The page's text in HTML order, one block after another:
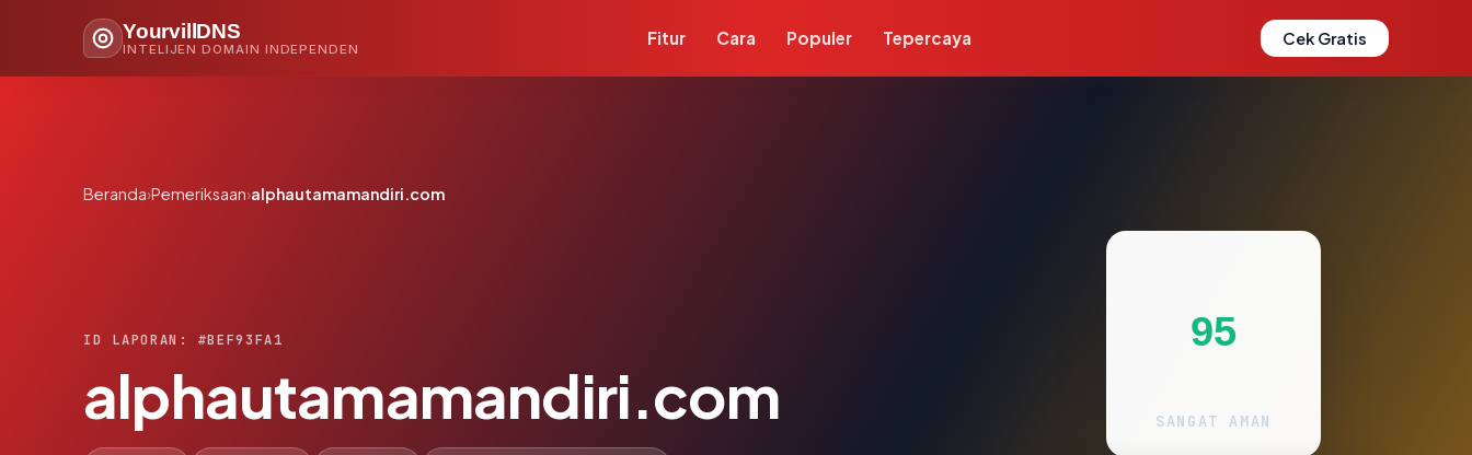
YourvillDNS
INTELIJEN DOMAIN INDEPENDEN
Fitur Cara Populer Tepercaya Cek Gratis
Beranda›Pemeriksaan›alphautamamandiri.com
ID LAPORAN: #BEF93FA1
alphautamamandiri.com
95
SANGAT AMAN